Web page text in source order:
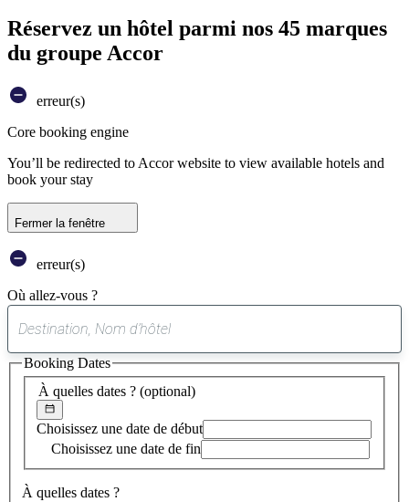
Réservez un hôtel parmi nos 45 marques
du groupe Accor
erreur(s)
Core booking engine
You’ll be redirected to Accor website to view available hotels and
book your stay
Fermer la fenêtre
erreur(s)
Où allez-vous ?
suggestion
trouvée
À quelles dates ? (optional)
Choisissez une date de début
Choisissez une date de fin
À quelles dates ?
Booking Dates